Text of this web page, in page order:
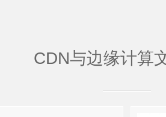
CDN与边缘计算